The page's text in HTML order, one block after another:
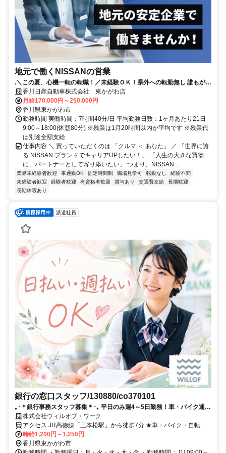
地元で働くNISSANの営業
.＼この夏、心機一転の転職！／未経験ＯＫ！県外への転勤無し 誰もが知
る安心な会社！│20代・未経験の平均月収例22万円！年間休日113日
香川日産自動車株式会社 東かがわ店
月給170,000円～250,000円
香川県東かがわ市
勤務時間 実働時間：7時間40分/日 平均勤務日数：1ヶ月あたり21日
9:00～18:00(休憩80分) ※残業は1月20時間以内が平均です ※残業代
は別途全額支給
仕事内容 ＼ 買っていただくのは 「クルマ ＜ あなた」 ／ 「世界に誇
る NISSAN ブランドでキャリアUPしたい！」 「人生の大きな買物
に、パートナーとして寄り添いたい」 つまり、NISSAN ...
業界未経験者歓迎 車通勤OK 固定時間制 職場見学可 転勤なし
経験不問
未経験者歓迎
経験者歓迎 有資格者歓迎 賞与あり 交通費支給
長期歓迎
長期休暇あり
派遣社員
銀行の窓口スタッフ/130880/co370101
｡･＊銀行事務スタッフ募集＊･｡ 平日のみ週4～5日勤務！車・バイク通勤
可！日払い・週払いOKで急な出費も安心♪
株式会社ウィルオブ・ワーク
アクセス JR高徳線「三本松駅」から徒歩7分 ★車・バイク・自転車
通勤OK★交通費規定支給★履歴書不要
時給1,200円～1,250円
香川県東かがわ市